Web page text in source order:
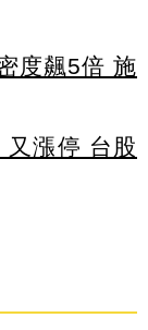
度飆5倍 施
又漲停 台股